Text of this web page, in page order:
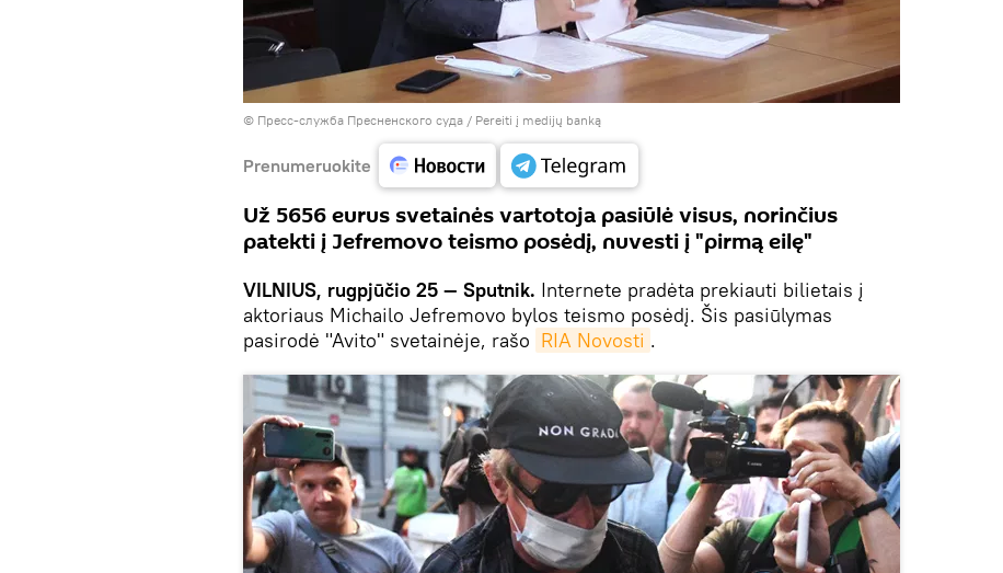
© Пресс-служба Пресненского суда / Pereiti į medijų banką
Prenumeruokite
Už 5656 eurus svetainės vartotoja pasiūlė visus, norinčius
patekti į Jefremovo teismo posėdį, nuvesti į "pirmą eilę"
VILNIUS, rugpjūčio 25 — Sputnik. Internete pradėta prekiauti bilietais į
aktoriaus Michailo Jefremovo bylos teismo posėdį. Šis pasiūlymas
pasirodė "Avito" svetainėje, rašo RIA Novosti .